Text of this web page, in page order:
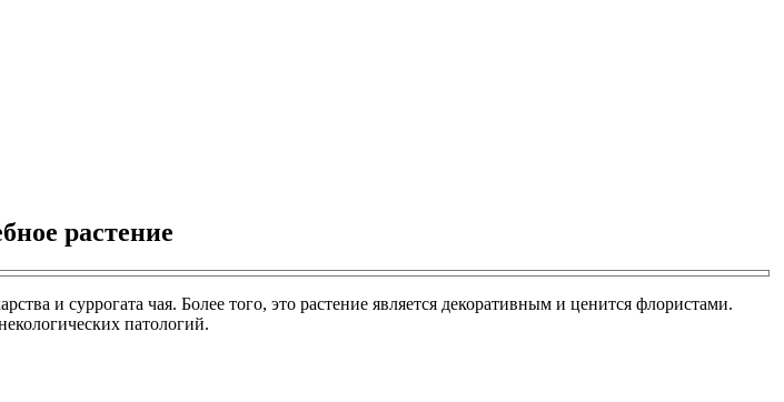
растение
и суррогата чая. Более того, это растение является декоративным и ценится флористами.
патологий.